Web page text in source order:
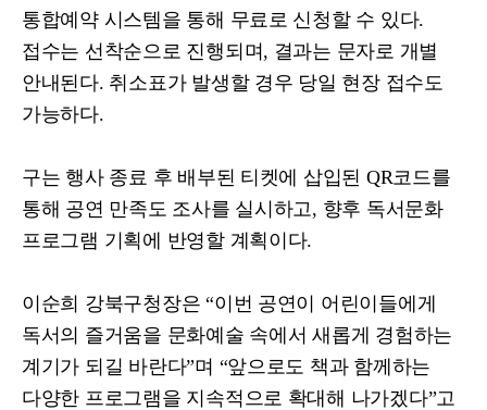
통합예약 시스템을 통해 무료로 신청할 수 있다.
접수는 선착순으로 진행되며 , 결과는 문자로 개별
안내된다. 취소표가 발생할 경우 당일 현장 접수도
가능하다.
구는 행사 종료 후 배부된 티켓에 삽입된 QR코드를
통해 공연 만족도 조사를 실시하고, 향후 독서문화
프로그램 기획에 반영할 계획이다.
이순희 강북구청장은“이번 공연이 어린이들에게
독서의 즐거움을 문화예술 속에서 새롭게 경험하는
계기가 되길 바란다”며 “앞으로도 책과 함께하는
다양한 프로그램을 지속적으로 확대해 나가겠다”고